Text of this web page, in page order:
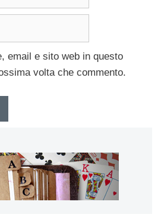
email e sito web in questo
volta che commento.